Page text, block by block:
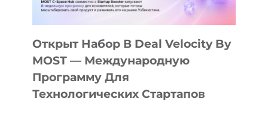
30
ПОДРОСТКАМ
БИЛЕТ
В
ПРЕДПРИНИМАТЕЛЬСТВО
Открыт Набор В Deal Velocity By
MOST — Международную
Программу Для
Технологических Стартапов